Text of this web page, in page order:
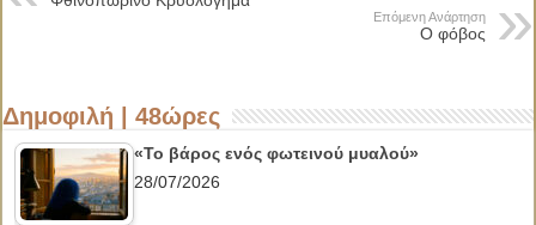
Επόμενη Ανάρτηση
Ο φόβος
Δημοφιλή | 48ώρες
«Το βάρος ενός φωτεινού μυαλού»
28/07/2026